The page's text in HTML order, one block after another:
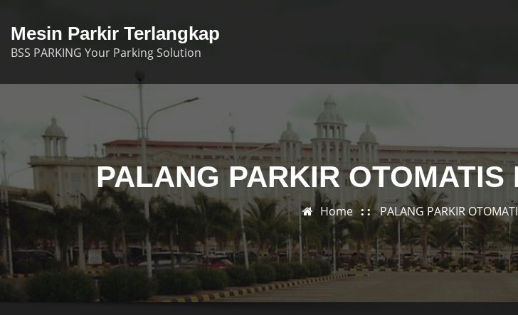
content
Mesin Parkir Terlangkap
BSS PARKING Your Parking Solution
PALANG PARKIR
Home PALANG PARKIR